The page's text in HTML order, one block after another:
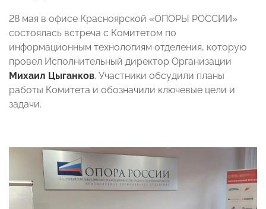
28 мая в офисе Красноярской «ОПОРЫ РОССИИ»
состоялась встреча с Комитетом по
информационным технологиям отделения, которую
провел Исполнительный директор Организации
Михаил Цыганков. Участники обсудили планы
работы Комитета и обозначили ключевые цели и
задачи.